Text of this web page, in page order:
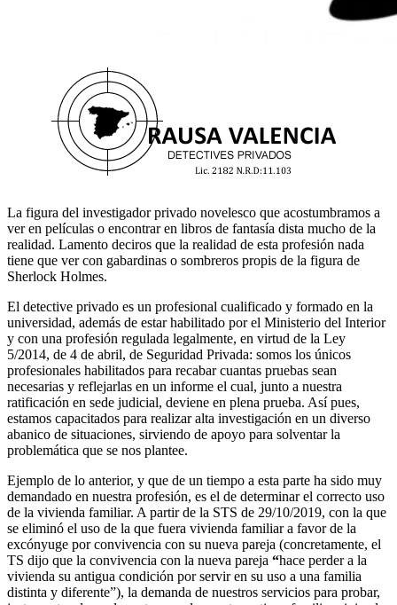
La figura del investigador privado novelesco que acostumbramos a
ver en películas o encontrar en libros de fantasía dista mucho de la
realidad. Lamento deciros que la realidad de esta profesión nada
tiene que ver con gabardinas o sombreros propis de la figura de
Sherlock Holmes.
El detective privado es un profesional cualificado y formado en la
universidad, además de estar habilitado por el Ministerio del Interior
y con una profesión regulada legalmente, en virtud de la Ley
5/2014, de 4 de abril, de Seguridad Privada: somos los únicos
profesionales habilitados para recabar cuantas pruebas sean
necesarias y reflejarlas en un informe el cual, junto a nuestra
ratificación en sede judicial, deviene en plena prueba. Así pues,
estamos capacitados para realizar alta investigación en un diverso
abanico de situaciones, sirviendo de apoyo para solventar la
problemática que se nos plantee.
Ejemplo de lo anterior, y que de un tiempo a esta parte ha sido muy
demandado en nuestra profesión, es el de determinar el correcto uso
de la vivienda familiar. A partir de la STS de 29/10/2019, con la que
se eliminó el uso de la que fuera vivienda familiar a favor de la
excónyuge por convivencia con su nueva pareja (concretamente, el
TS dijo que la convivencia con la nueva pareja “hace perder a la
vivienda su antigua condición por servir en su uso a una familia
distinta y diferente”), la demanda de nuestros servicios para probar,